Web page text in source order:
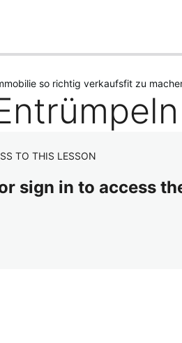
so richtig verkaufsfit zu
TO THIS LESSON
sign in to access